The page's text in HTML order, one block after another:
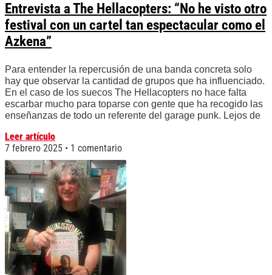
Entrevista a The Hellacopters: “No he visto otro
festival con un cartel tan espectacular como el
Azkena”
Para entender la repercusión de una banda concreta solo
hay que observar la cantidad de grupos que ha influenciado.
En el caso de los suecos The Hellacopters no hace falta
escarbar mucho para toparse con gente que ha recogido las
enseñanzas de todo un referente del garage punk. Lejos de
Leer artículo
7 febrero 2025
1 comentario